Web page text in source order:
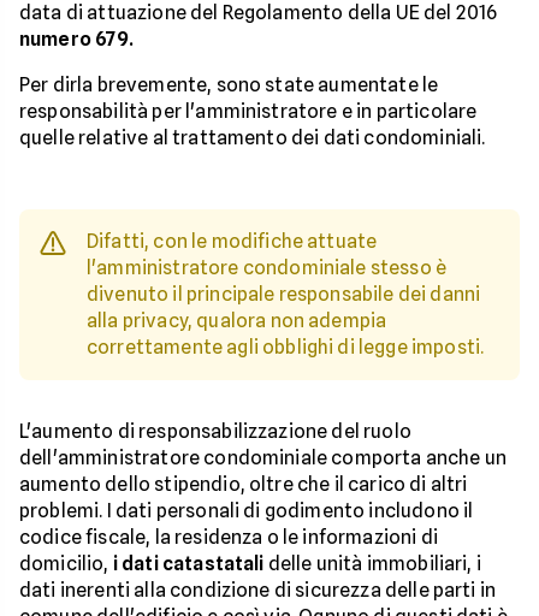
data di attuazione del Regolamento della UE del 2016
numero 679.
Per dirla brevemente, sono state aumentate le
responsabilità per l'amministratore e in particolare
quelle relative al trattamento dei dati condominiali.
Difatti, con le modifiche attuate
l'amministratore condominiale stesso è
divenuto il principale responsabile dei danni
alla privacy, qualora non adempia
correttamente agli obblighi di legge imposti.
L'aumento di responsabilizzazione del ruolo
dell'amministratore condominiale comporta anche un
aumento dello stipendio, oltre che il carico di altri
problemi. I dati personali di godimento includono il
codice fiscale, la residenza o le informazioni di
domicilio, i dati catastatali delle unità immobiliari, i
dati inerenti alla condizione di sicurezza delle parti in